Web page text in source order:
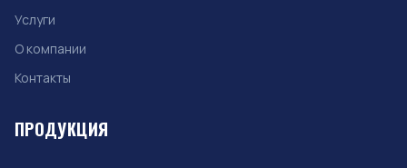
Услуги
О компании
Контакты
ПРОДУКЦИЯ